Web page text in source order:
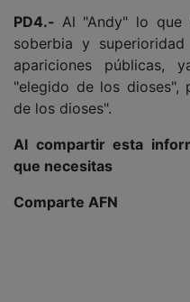
PD4.- Al "Andy" lo
soberbia y
apariciones
"elegido de los
de los dioses".
Al compartir esta
que necesitas
Comparte AFN